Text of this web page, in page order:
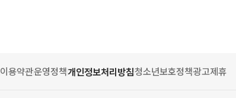
이용약관운영정책개인정보처리방침청소년보호정책광고제휴